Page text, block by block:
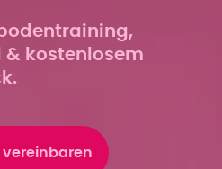
& kostenlosem